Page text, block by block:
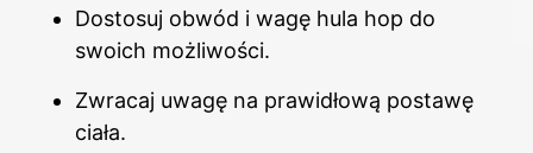
Dostosuj obwód i wagę hula hop do
swoich możliwości.
Zwracaj uwagę na prawidłową postawę
ciała.